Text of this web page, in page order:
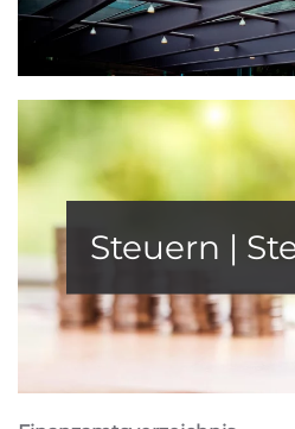
Steuern |